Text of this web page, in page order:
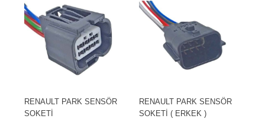
RENAULT PARK SENSÖR
SOKETİ
RENAULT PARK SENSÖR
SOKETİ ( ERKEK )